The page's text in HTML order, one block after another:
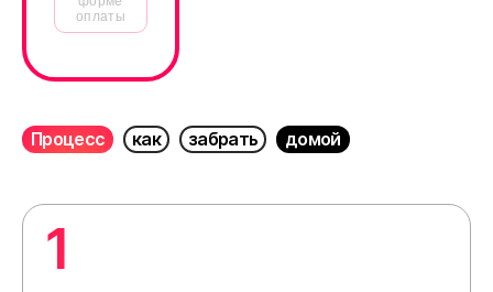
оплаты
Процесс как забрать домой
1